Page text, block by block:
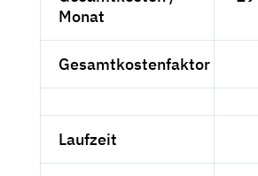
Monat
Gesamtkostenfaktor
Laufzeit